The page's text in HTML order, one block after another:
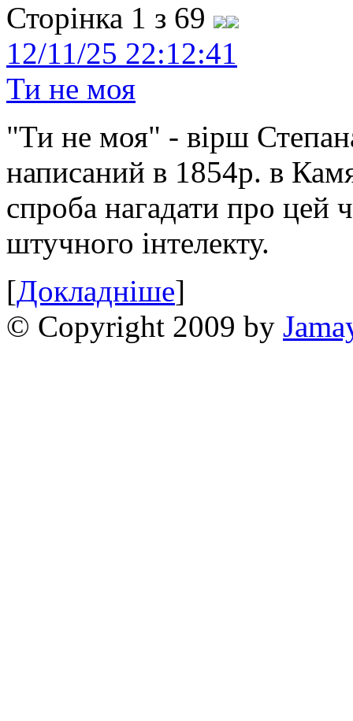
Сторінка 1 з 69
12/11/25 22:12:41
Ти не моя
"Ти не моя" - вірш
написаний в 1854р. в
спроба нагадати про цей
штучного інтелекту.
[Докладніше]
© Copyright 2009 by